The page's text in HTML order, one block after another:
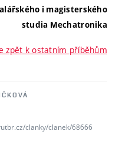
i magisterského
studia Mechatronika
zpět k ostatním příběhům
clanky/clanek/68666